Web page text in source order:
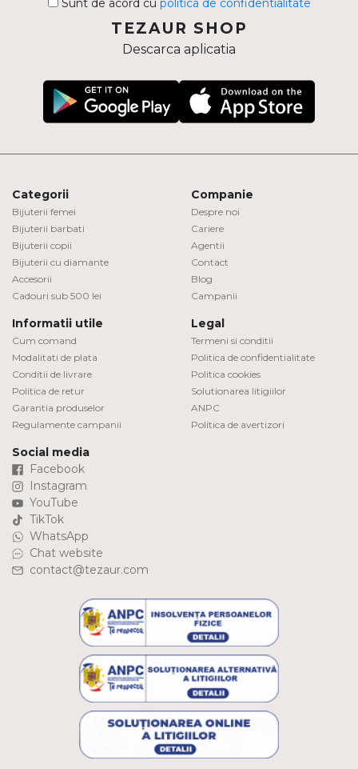
Sunt de acord cu politica de confidentialitate
TEZAUR SHOP
Descarca aplicatia
Categorii
Bijuterii femei
Bijuterii barbati
Bijuterii copii
Bijuterii cu diamante
Accesorii
Cadouri sub 500 lei
Companie
Despre noi
Cariere
Agentii
Contact
Blog
Campanii
Informatii utile
Cum comand
Modalitati de plata
Conditii de livrare
Politica de retur
Garantia produselor
Regulamente campanii
Legal
Termeni si conditii
Politica de confidentialitate
Politica cookies
Solutionarea litigiilor
ANPC
Politica de avertizori
Social media
Facebook
Instagram
YouTube
TikTok
WhatsApp
Chat website
contact@tezaur.com